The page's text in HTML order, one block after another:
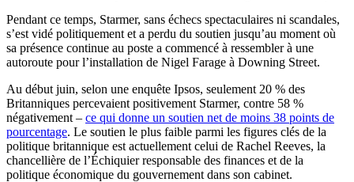
Pendant ce temps, Starmer, sans échecs spectaculaires ni scandales,
s’est vidé politiquement et a perdu du soutien jusqu’au moment où
sa présence continue au poste a commencé à ressembler à une
autoroute pour l’installation de Nigel Farage à Downing Street.
Au début juin, selon une enquête Ipsos, seulement 20 % des
Britanniques percevaient positivement Starmer, contre 58 %
négativement – ce qui donne un soutien net de moins 38 points de
pourcentage. Le soutien le plus faible parmi les figures clés de la
politique britannique est actuellement celui de Rachel Reeves, la
chancellière de l’Échiquier responsable des finances et de la
politique économique du gouvernement dans son cabinet.